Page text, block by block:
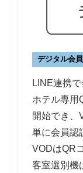
デジタル会
LINE連携
ホテル専用
開始でき、
単に会員認
VODはQR
客室選別機